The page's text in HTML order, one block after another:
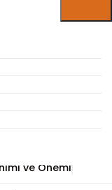
ve Önemi